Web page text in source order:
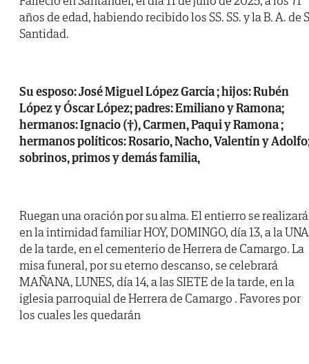
años de edad, habiendo recibido los SS. SS. y la B. A. de
Santidad.
Su esposo: José Miguel López García ; hijos: Rubén
López y Óscar López; padres: Emiliano y Ramona;
hermanos: Ignacio (†), Carmen, Paqui y Ramona ;
hermanos políticos: Rosario, Nacho, Valentín y
sobrinos, primos y demás familia,
Ruegan una oración por su alma. El entierro se realizará
en la intimidad familiar HOY, DOMINGO, día 13, a la UNA
de la tarde, en el cementerio de Herrera de Camargo. La
misa funeral, por su eterno descanso, se celebrará
MAÑANA, LUNES, día 14, a las SIETE de la tarde, en la
iglesia parroquial de Herrera de Camargo . Favores por
los cuales les quedarán